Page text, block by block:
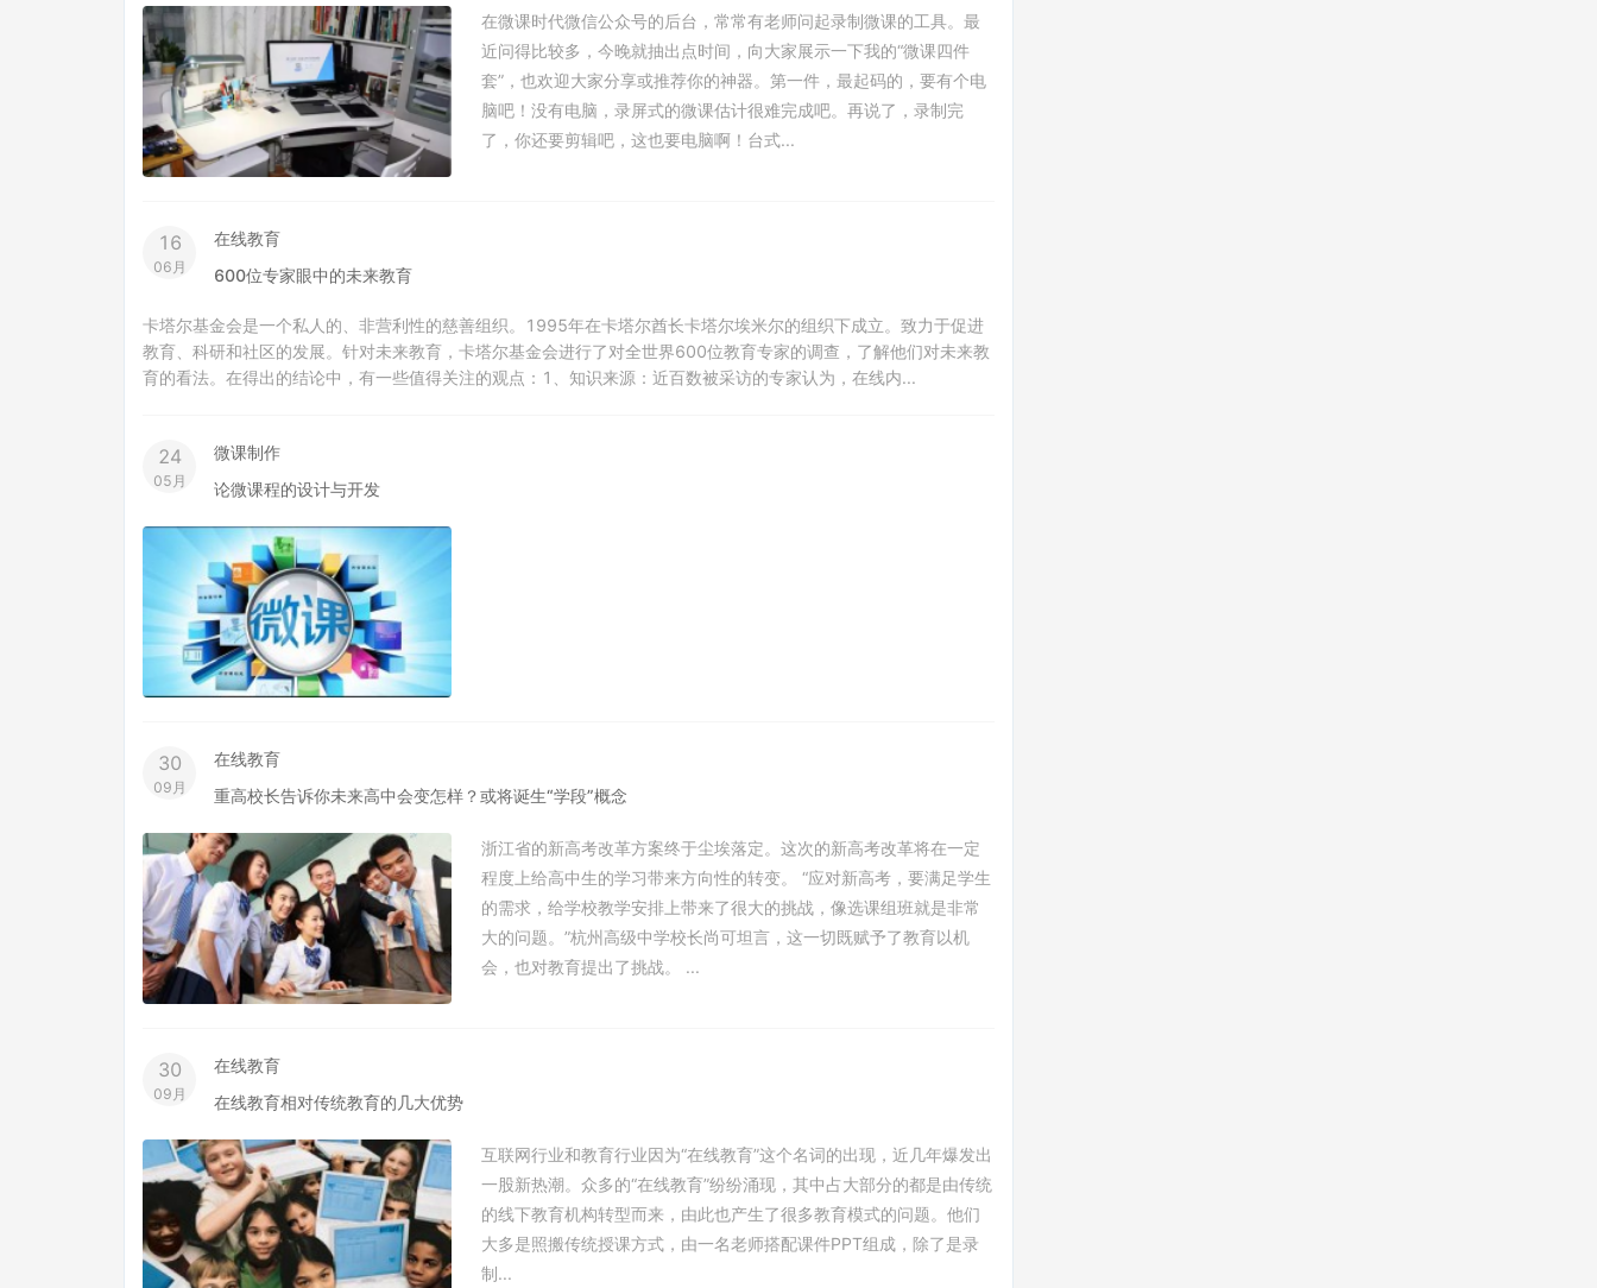
在微课时代微信公众号的后台，常常有老师问起录制微课的工具。最
近问得比较多，今晚就抽出点时间，向大家展示一下我的“微课四件
套”，也欢迎大家分享或推荐你的神器。第一件，最起码的，要有个电
脑吧！没有电脑，录屏式的微课估计很难完成吧。再说了，录制完
了，你还要剪辑吧，这也要电脑啊！台式...
16
06月
在线教育
600位专家眼中的未来教育
卡塔尔基金会是一个私人的、非营利性的慈善组织。1995年在卡塔尔酋长卡塔尔埃米尔的组织下成立。致力于促进
教育、科研和社区的发展。针对未来教育，卡塔尔基金会进行了对全世界600位教育专家的调查，了解他们对未来教
育的看法。在得出的结论中，有一些值得关注的观点：1、知识来源：近百数被采访的专家认为，在线内...
24
05月
微课制作
论微课程的设计与开发
30
09月
在线教育
重高校长告诉你未来高中会变怎样？或将诞生“学段”概念
浙江省的新高考改革方案终于尘埃落定。这次的新高考改革将在一定
程度上给高中生的学习带来方向性的转变。 “应对新高考，要满足学生
的需求，给学校教学安排上带来了很大的挑战，像选课组班就是非常
大的问题。”杭州高级中学校长尚可坦言，这一切既赋予了教育以机
会，也对教育提出了挑战。 ...
30
09月
在线教育
在线教育相对传统教育的几大优势
互联网行业和教育行业因为“在线教育”这个名词的出现，近几年爆发出
一股新热潮。众多的“在线教育”纷纷涌现，其中占大部分的都是由传统
的线下教育机构转型而来，由此也产生了很多教育模式的问题。他们
大多是照搬传统授课方式，由一名老师搭配课件PPT组成，除了是录
制...